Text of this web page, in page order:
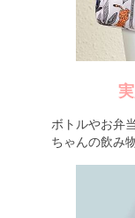
ボトルやお弁
ちゃんの飲み